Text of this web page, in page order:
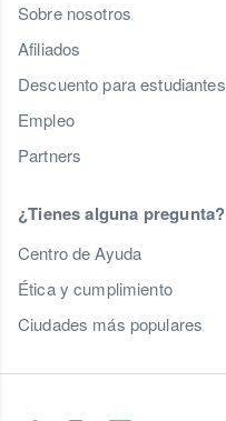
Sobre nosotros
Afiliados
Descuento para estudiantes
Empleo
Partners
¿Tienes alguna pregunta?
Centro de Ayuda
Ética y cumplimiento
Ciudades más populares